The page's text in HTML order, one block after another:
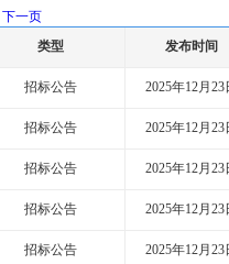
下一页
类型 发布时间
招标公告 2025年12月23
招标公告 2025年12月23
招标公告 2025年12月23
招标公告 2025年12月23
招标公告 2025年12月23